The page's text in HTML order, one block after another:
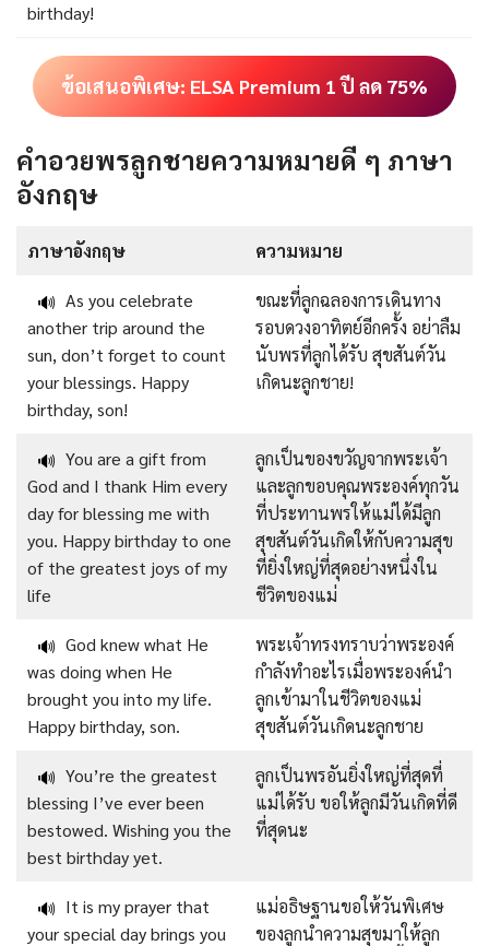
birthday!
ข้อเสนอพิเศษ: ELSA Premium 1 ปี ลด 75%
คําอวยพรลูกชายความหมายดี ๆ ภาษา
อังกฤษ
ภาษาอังกฤษ ความหมาย
🔊 As you celebrate
another trip around the
sun, don’t forget to count
your blessings. Happy
birthday, son!
ขณะที่ลูกฉลองการเดินทาง
รอบดวงอาทิตย์อีกครั้ง อย่าลืม
นับพรที่ลูกได้รับ สุขสันต์วัน
เกิดนะลูกชาย!
🔊 You are a gift from
God and I thank Him every
day for blessing me with
you. Happy birthday to one
of the greatest joys of my
life
ลูกเป็นของขวัญจากพระเจ้า
และลูกขอบคุณพระองค์ทุกวัน
ที่ประทานพรให้แม่ได้มีลูก
สุขสันต์วันเกิดให้กับความสุข
ที่ยิ่งใหญ่ที่สุดอย่างหนึ่งใน
ชีวิตของแม่
🔊 God knew what He
was doing when He
brought you into my life.
Happy birthday, son.
พระเจ้าทรงทราบว่าพระองค์
กำลังทำอะไรเมื่อพระองค์นำ
ลูกเข้ามาในชีวิตของแม่
สุขสันต์วันเกิดนะลูกชาย
🔊 You’re the greatest
blessing I’ve ever been
bestowed. Wishing you the
best birthday yet.
ลูกเป็นพรอันยิ่งใหญ่ที่สุดที่
แม่ได้รับ ขอให้ลูกมีวันเกิดที่ดี
ที่สุดนะ
🔊 It is my prayer that
your special day brings you
แม่อธิษฐานขอให้วันพิเศษ
ของลูกนำความสุขมาให้ลูก